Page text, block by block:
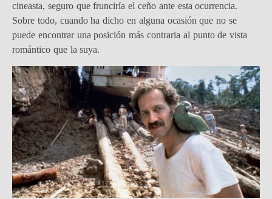
cineasta, seguro que frunciría el ceño ante esta ocurrencia.
Sobre todo, cuando ha dicho en alguna ocasión que no se
puede encontrar una posición más contraria al punto de vista
romántico que la suya.